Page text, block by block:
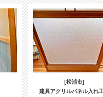
[松浦市]
建具アクリルパネル入れ